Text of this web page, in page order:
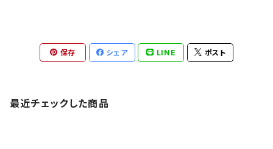
保存 シェア LINE ポスト
最近チェックした商品